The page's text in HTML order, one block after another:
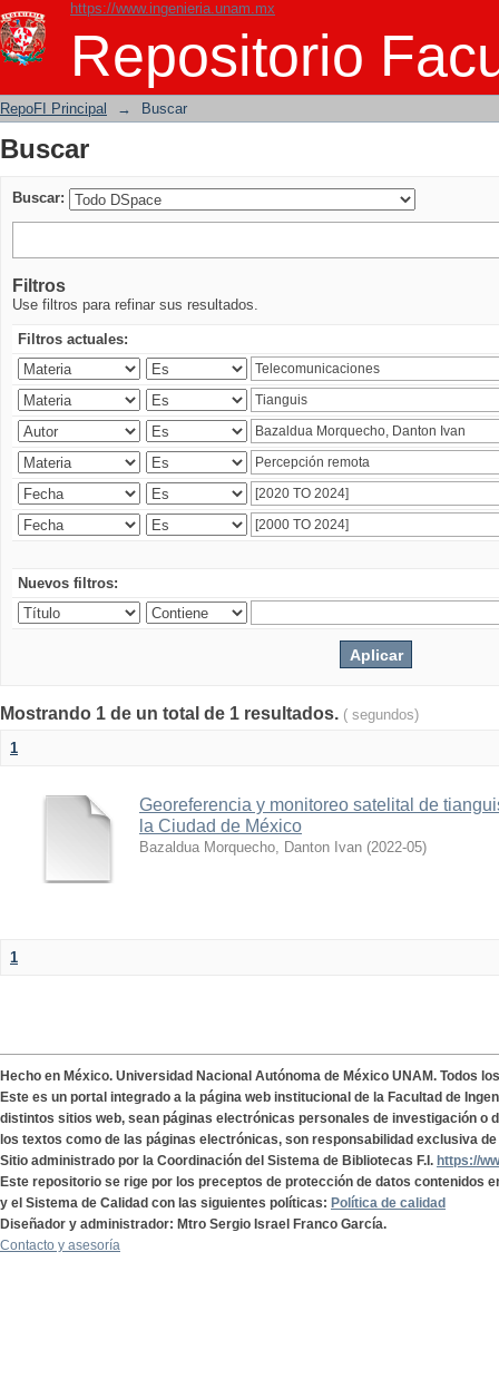
https://www.ingenieria.unam.mx
Repositorio
Buscar
RepoFI Principal → Buscar
Buscar
Buscar:
Filtros
Use filtros para refinar sus resultados.
Filtros actuales:
Nuevos filtros:
Mostrando 1 de un total de 1 resultados. ( segundos)
1
Georeferencia y monitoreo satelital de
la Ciudad de México
Bazaldua Morquecho, Danton Ivan (2022-05)
1
Hecho en México. Universidad Nacional Autónoma de México UNAM. Todos
Este es un portal integrado a la página web institucional de la Facultad de
distintos sitios web, sean páginas electrónicas personales de investigación o
los textos como de las páginas electrónicas, son responsabilidad exclusiva
Sitio administrado por la Coordinación del Sistema de Bibliotecas F.I. https://
Este repositorio se rige por los preceptos de protección de datos contenidos
y el Sistema de Calidad con las siguientes políticas: Política de calidad
Diseñador y administrador: Mtro Sergio Israel Franco García.
Contacto y asesoría